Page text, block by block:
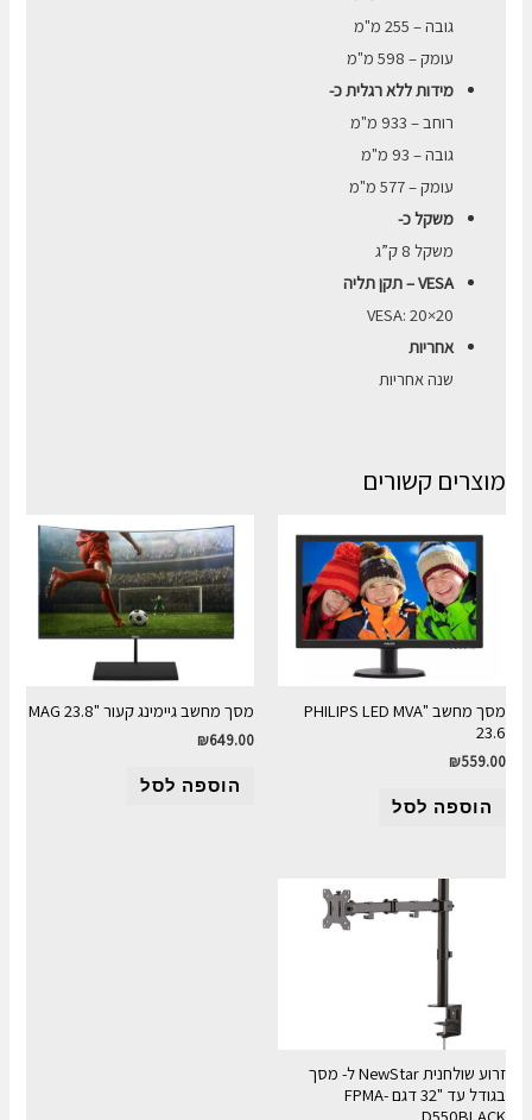
גובה – 255 מ"מ
עומק – 598 מ"מ
מידות ללא רגלית כ-
רוחב – 933 מ"מ
גובה – 93 מ"מ
עומק – 577 מ"מ
משקל כ-
משקל 8 ק”ג
VESA – תקן תליה
20×20 :VESA
אחריות
שנה אחריות
מוצרים קשורים
מסך מחשב "PHILIPS LED MVA
23.6
₪559.00
הוספה לסל
מסך מחשב גיימינג קעור "23.8 MAG
₪649.00
הוספה לסל
זרוע שולחנית NewStar ל- מסך
בגודל עד "32 דגם FPMA-